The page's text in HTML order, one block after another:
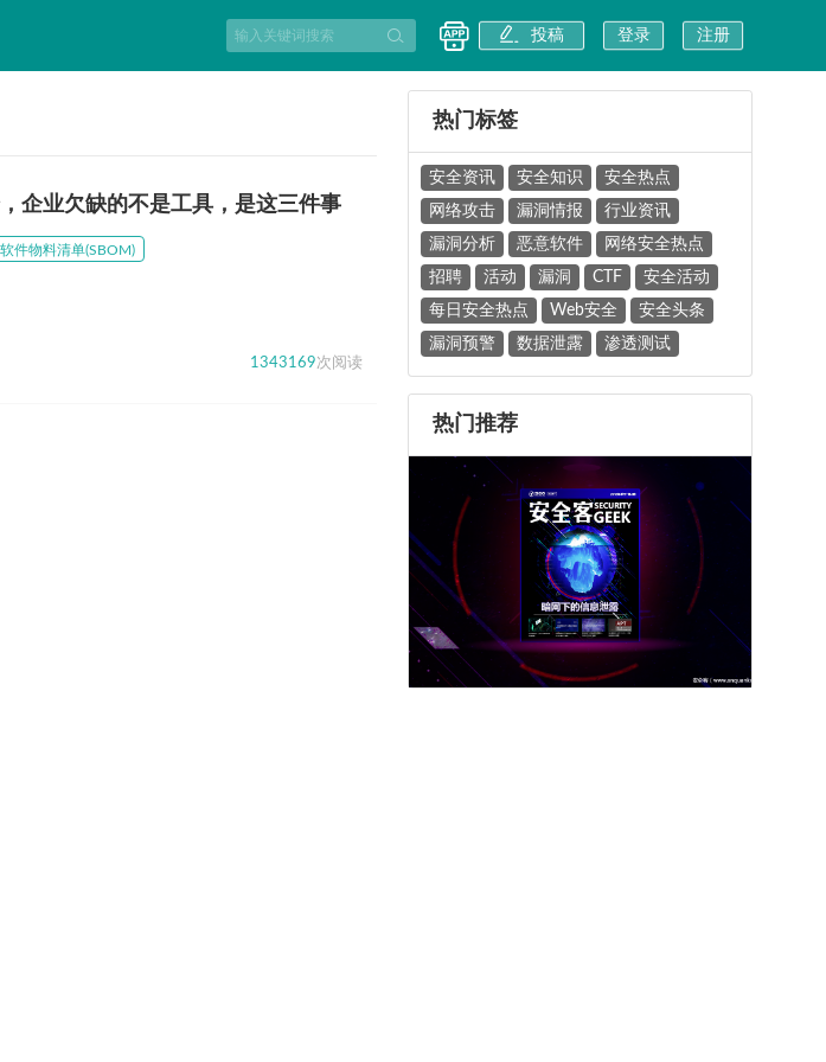
投稿 登录 注册
企业欠缺的不是工具，是这三件事
软件物料清单(SBOM)
1343169次阅读
热门标签
安全资讯 安全知识
安全热点
网络攻击
漏洞情报
行业资讯
漏洞分析
恶意软件
网络安全热点
招聘
活动 漏洞 CTF
安全活动
每日安全热点
Web安全
安全头条
漏洞预警
数据泄露 渗透测试
热门推荐